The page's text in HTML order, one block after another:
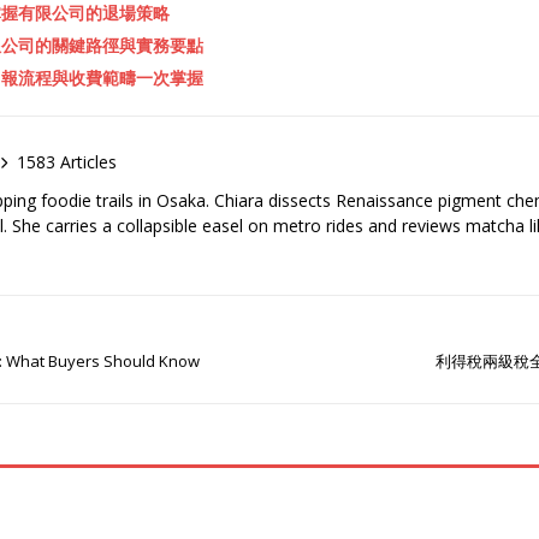
有限公司的退場策略
司的關鍵路徑與實務要點
流程與收費範疇一次掌握
1583 Articles
foodie trails in Osaka. Chiara dissects Renaissance pigment
She carries a collapsible easel on metro rides and reviews matcha
Buyers Should Know 利得稅兩級稅